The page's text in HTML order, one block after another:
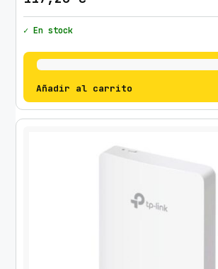
✓ En stock
Añadir al carrito